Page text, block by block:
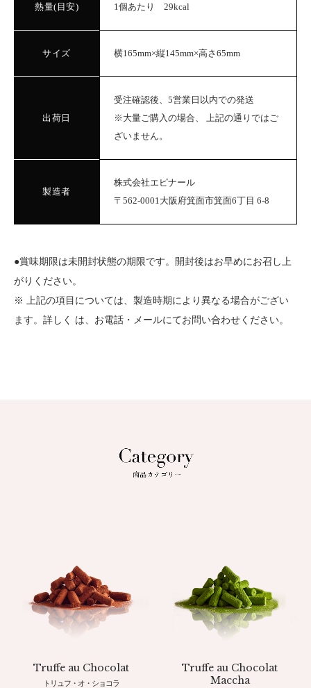
熱量(目安) 1個あたり 29kcal
サイズ 横165mm×縦145mm×高さ65mm
出荷日
受注確認後、5営業日以内での発送
※大量ご購入の場合、 上記の通りではご
ざいません。
製造者
株式会社エピナール
〒562-0001大阪府箕面市箕面6丁目 6-8
●賞味期限は未開封状態の期限です。開封後はお早めにお召し上
がりください。
※ 上記の項目については、製造時期により異なる場合がござい
ます。詳しく は、お電話・メールにてお問い合わせください。
Truffe au Chocolat
トリュフ・オ・ショコラ
Truffe au Chocolat
Maccha